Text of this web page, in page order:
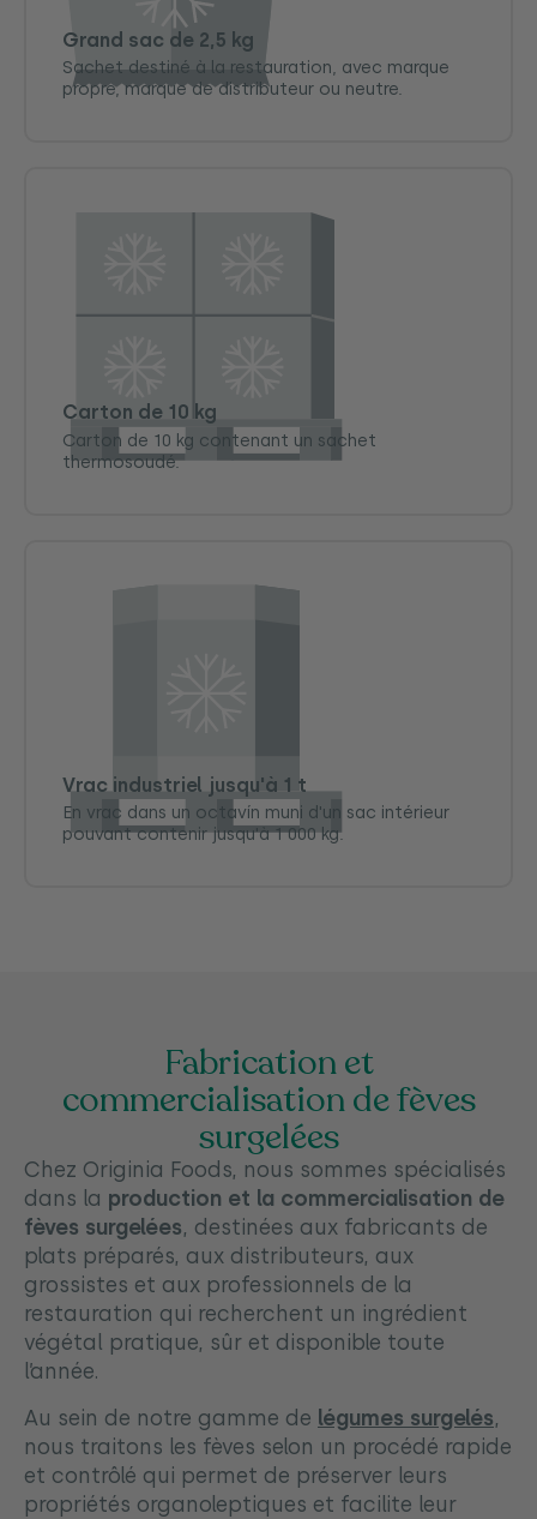
Grand sac de 2,5 kg
Sachet destiné à la restauration, avec marque
propre, marque de distributeur ou neutre.
Carton de 10 kg
Carton de 10 kg contenant un sachet
thermosoudé.
Vrac industriel jusqu'à 1 t
En vrac dans un octavín muni d'un sac intérieur
pouvant contenir jusqu'à 1 000 kg.
Fabrication et
commercialisation de fèves
surgelées
Chez Originia Foods, nous sommes spécialisés
dans la production et la commercialisation de
fèves surgelées, destinées aux fabricants de
plats préparés, aux distributeurs, aux
grossistes et aux professionnels de la
restauration qui recherchent un ingrédient
végétal pratique, sûr et disponible toute
l’année.
Au sein de notre gamme de légumes surgelés,
nous traitons les fèves selon un procédé rapide
et contrôlé qui permet de préserver leurs
propriétés organoleptiques et facilite leur